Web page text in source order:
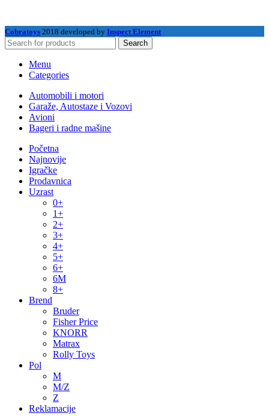
Cobratoys 2018 developed by Inspect Element
Search
Menu
Categories
Automobili i motori
Garaže, Autostaze i Vozovi
Avioni
Bageri i radne mašine
Početna
Najnovije
Igračke
Prodavnica
Uzrast
0+
1+
2+
3+
4+
5+
6+
6M
8+
Brend
Bruder
Fisher Price
KNORR
Matrax
Rolly Toys
Pol
M
M/Z
Z
Reklamacije